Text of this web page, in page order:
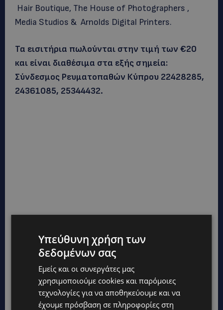
Hair Boutique, The House of Photographers ,
Media Studios & Arnolds Digital Printers.
Τα εισιτήρια πωλούνται στην τιμή των €20
και είναι διαθέσιμα στα εξής σημεία:
Σύνδεσμος Ρευματοπαθών Κύπρου 22428285,
24361085, 25344432.
Υπεύθυνη χρήση των
δεδομένων σας
Εμείς και οι συνεργάτες μας
χρησιμοποιούμε cookies και παρόμοιες
τεχνολογίες για να αποθηκεύουμε και να
έχουμε πρόσβαση σε πληροφορίες στη